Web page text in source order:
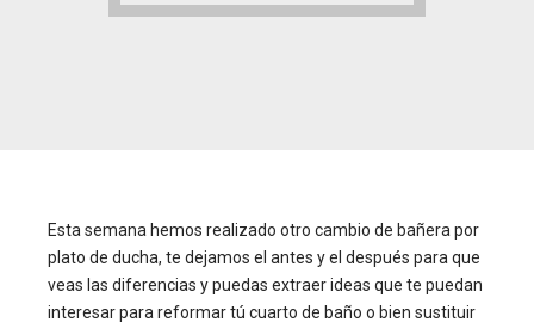
Esta semana hemos realizado otro cambio de bañera por
plato de ducha, te dejamos el antes y el después para que
veas las diferencias y puedas extraer ideas que te puedan
interesar para reformar tú cuarto de baño o bien sustituir